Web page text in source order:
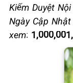
Kiểm Duyệt
Ngày Cập
xem: